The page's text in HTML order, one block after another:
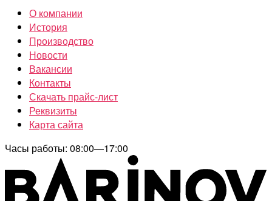
О компании
История
Производство
Новости
Вакансии
Контакты
Скачать прайс-лист
Реквизиты
Карта сайта
Часы работы: 08:00—17:00